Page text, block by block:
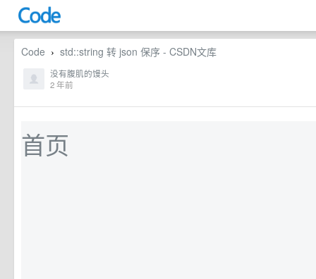
Code › std::string 转 json 保序 - CSDN文库
没有腹肌的馒头
2 年前
首页